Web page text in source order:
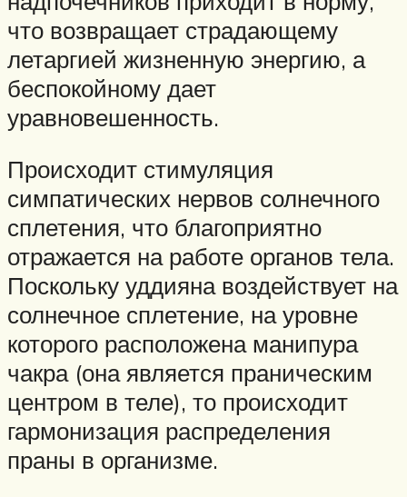
что возвращает страдающему
летаргией жизненную энергию, а
беспокойному дает
уравновешенность.
Происходит стимуляция
симпатических нервов солнечного
сплетения, что благоприятно
отражается на работе органов тела.
Поскольку уддияна воздействует на
солнечное сплетение, на уровне
которого расположена манипура
чакра (она является праническим
центром в теле), то происходит
гармонизация распределения
праны в организме.